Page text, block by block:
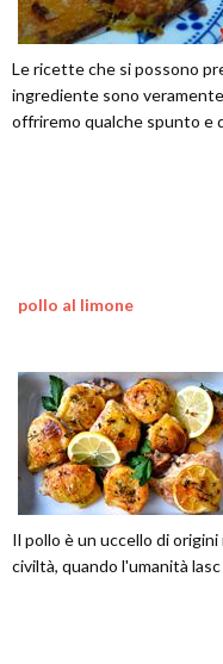
Le ricette che si possono
ingrediente sono
offriremo qualche spunto e
pollo al limone
Il pollo è un uccello di
civiltà, quando l'umanità lasc